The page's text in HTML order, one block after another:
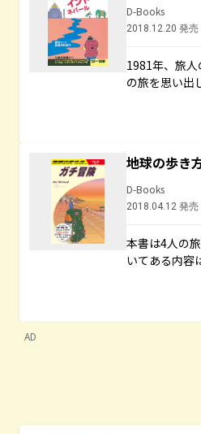
D-Books
2018.12.20 発売
1981年、旅
の旅を思い出
地球の歩き
D-Books
2018.04.12 発売
本書は4人の
いてある内容
AD